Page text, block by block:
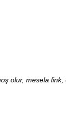
olur, mesela